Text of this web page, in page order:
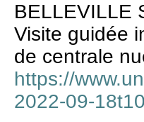
BELLEVILLE
Visite guidée
de centrale
https://
2022-09-